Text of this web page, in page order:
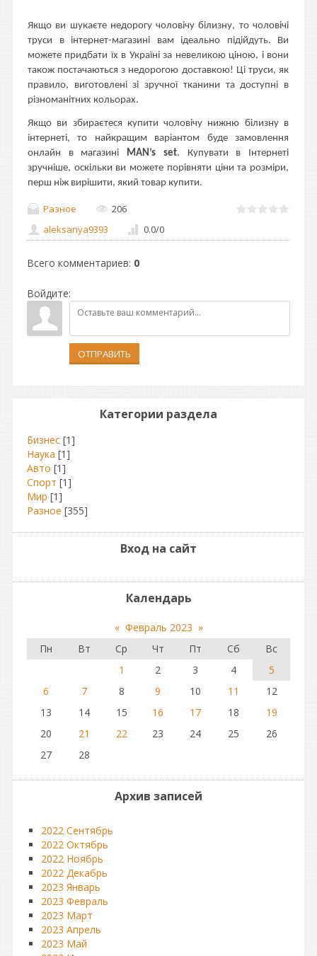
Якщо ви шукаєте недорогу чоловічу білизну, то чоловічі
труси в інтернет-магазині вам ідеально підійдуть. Ви
можете придбати їх в Україні за невеликою ціною, і вони
також постачаються з недорогою доставкою! Ці труси, як
правило, виготовлені зі зручної тканини та доступні в
різноманітних кольорах.
Якщо ви збираєтеся купити чоловічу нижню білизну в
інтернеті, то найкращим варіантом буде замовлення
онлайн в магазині MAN’s set. Купувати в Інтернеті
зручніше, оскільки ви можете порівняти ціни та розміри,
перш ніж вирішити, який товар купити.
Разное
206
aleksanya9393
0.0/0
Всего комментариев: 0
Войдите:
ОТПРАВИТЬ
Категории раздела
Бизнес [1]
Наука [1]
Авто [1]
Спорт [1]
Мир [1]
Разное [355]
Вход на сайт
Календарь
« Февраль 2023 »
Пн
Вт Ср Чт Пт Сб
Вс
1
2 3 4
5
6
7 8 9 10 11
12
13
14 15 16 17 18
19
20
21 22 23 24 25
26
27
28
Архив записей
2022 Сентябрь
2022 Октябрь
2022 Ноябрь
2022 Декабрь
2023 Январь
2023 Февраль
2023 Март
2023 Апрель
2023 Май